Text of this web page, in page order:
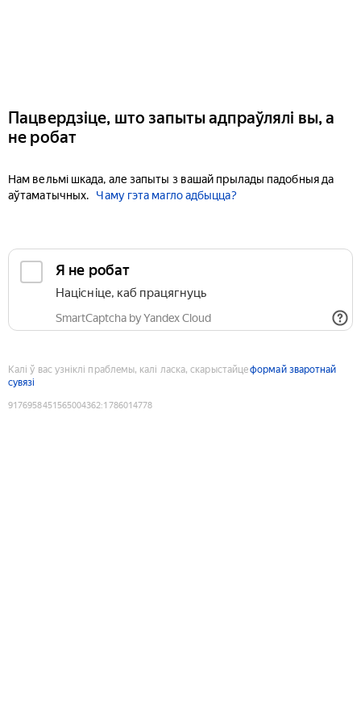
Пацвердзіце, што запыты адпраўлялі вы, а
не робат
Нам вельмі шкада, але запыты з вашай прылады падобныя да
аўтаматычных.
Чаму гэта магло адбыцца?
Я не робат
Націсніце, каб працягнуць
SmartCaptcha by Yandex Cloud
Калі ў вас узніклі праблемы, калі ласка, скарыстайцеформай зваротнай
сувязі
9176958451565004362:1786014778